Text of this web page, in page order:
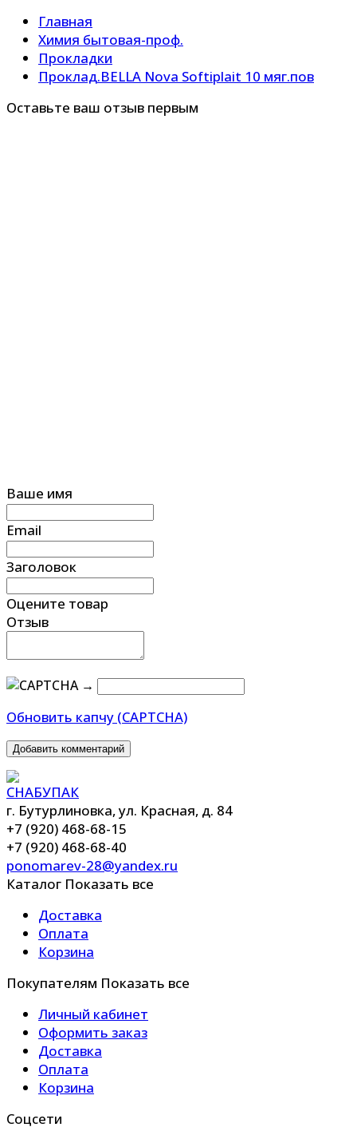
Главная
Химия бытовая-проф.
Прокладки
Проклад.BELLA Nova Softiplait 10 мяг.пов
Оставьте ваш отзыв первым
Ваше имя
Email
Заголовок
Оцените товар
Отзыв
→
Обновить капчу (CAPTCHA)
Добавить комментарий
г. Бутурлиновка, ул. Красная, д. 84
+7 (920) 468-68-15
+7 (920) 468-68-40
ponomarev-28@yandex.ru
Каталог Показать все
Доставка
Оплата
Корзина
Покупателям Показать все
Личный кабинет
Оформить заказ
Доставка
Оплата
Корзина
Соцсети